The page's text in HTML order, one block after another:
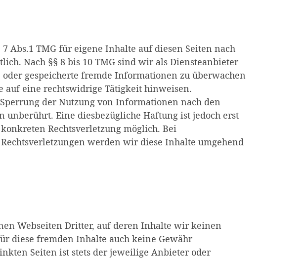
Abs.1 TMG für eigene Inhalte auf diesen Seiten nach
Nach §§ 8 bis 10 TMG sind wir als Diensteanbieter
gespeicherte fremde Informationen zu überwachen
auf eine rechtswidrige Tätigkeit hinweisen.
der Nutzung von Informationen nach den
unberührt. Eine diesbezügliche Haftung ist jedoch erst
Rechtsverletzung möglich. Bei
werden wir diese Inhalte umgehend
Webseiten Dritter, auf deren Inhalte wir keinen
diese fremden Inhalte auch keine Gewähr
Seiten ist stets der jeweilige Anbieter oder